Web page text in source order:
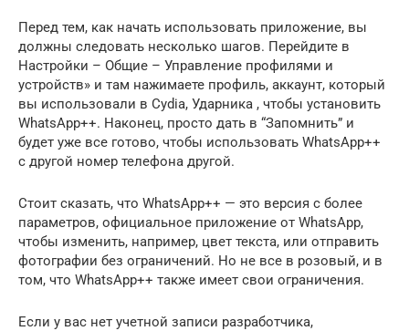
Перед тем, как начать использовать приложение, вы
должны следовать несколько шагов. Перейдите в
Настройки – Общие – Управление профилями и
устройств» и там нажимаете профиль, аккаунт, который
вы использовали в Cydia, Ударника , чтобы установить
WhatsApp++. Наконец, просто дать в “Запомнить” и
будет уже все готово, чтобы использовать WhatsApp++
с другой номер телефона другой.
Стоит сказать, что WhatsApp++ — это версия с более
параметров, официальное приложение от WhatsApp,
чтобы изменить, например, цвет текста, или отправить
фотографии без ограничений. Но не все в розовый, и в
том, что WhatsApp++ также имеет свои ограничения.
Если у вас нет учетной записи разработчика,